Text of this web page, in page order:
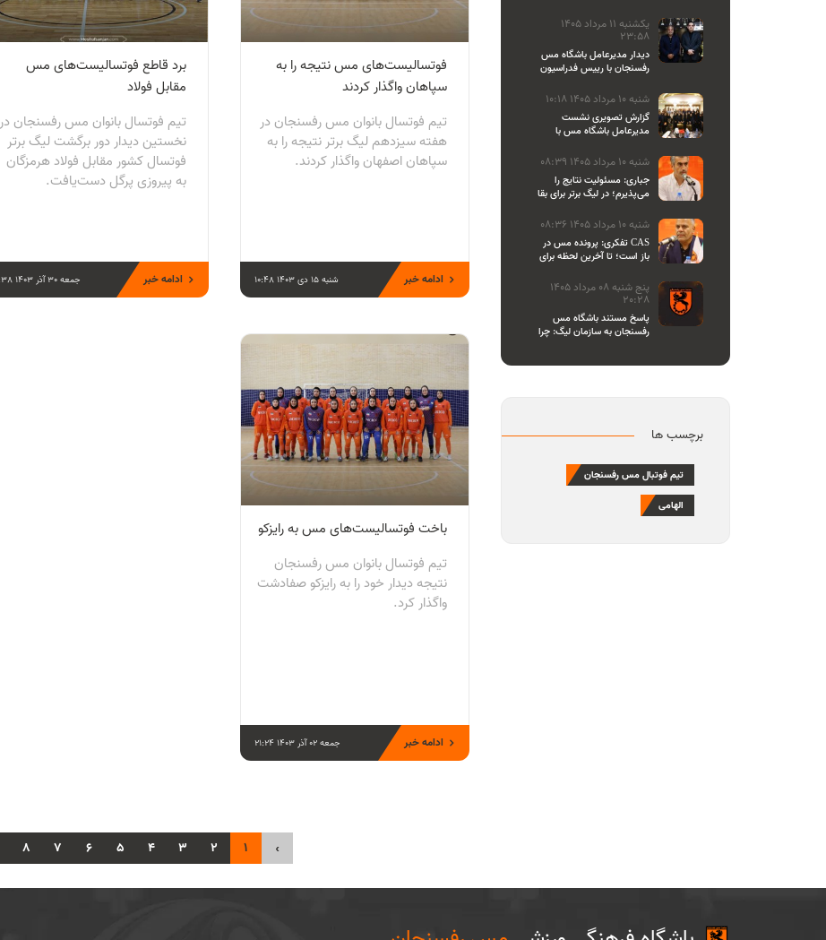
فوتسالیست‌های مس نتیجه را به
سپاهان واگذار کردند
تیم فوتسال بانوان مس رفسنجان در
هفته سیزدهم لیگ برتر نتیجه را به
سپاهان اصفهان واگذار کردند.
شنبه 15 دی 1403 10:48 ادامه خبر
برد قاطع فوتسالیست‌های مس
مقابل فولاد
تیم فوتسال بانوان مس رفسنجان در
نخستین دیدار دور برگشت لیگ برتر
فوتسال کشور مقابل فولاد هرمزگان
به پیروزی پرگل دست‌یافت.
جمعه 30 آذر 1403 11:38 ادامه خبر
باخت فوتسالیست‌های مس به رایزکو
تیم فوتسال بانوان مس رفسنجان
نتیجه دیدار خود را به رایزکو صفادشت
واگذار کرد.
جمعه 02 آذر 1403 21:24 ادامه خبر
‹
1
2
3
4
5
6
7
8
یکشنبه 11 مرداد 1405
23:58
دیدار مدیرعامل باشگاه مس
رفسنجان با رییس فدراسیون
شنبه 10 مرداد 1405 10:18
گزارش تصویری نشست
مدیرعامل باشگاه مس با
شنبه 10 مرداد 1405 08:39
جباری: مسئولیت نتایج را
می‌پذیرم؛ در لیگ برتر برای بقا
می‌جنگیم
شنبه 10 مرداد 1405 08:36
تفکری: پرونده مس در CAS
باز است؛ تا آخرین لحظه برای
پنج شنبه 08 مرداد 1405
20:28
پاسخ مستند باشگاه مس
رفسنجان به سازمان لیگ: چرا
برچسب ها
تیم فوتبال مس رفسنجان
الهامی